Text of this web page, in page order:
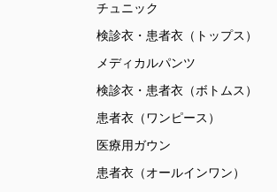
チュニック
検診衣・患者衣（トップス）
メディカルパンツ
検診衣・患者衣（ボトムス）
患者衣（ワンピース）
医療用ガウン
患者衣（オールインワン）